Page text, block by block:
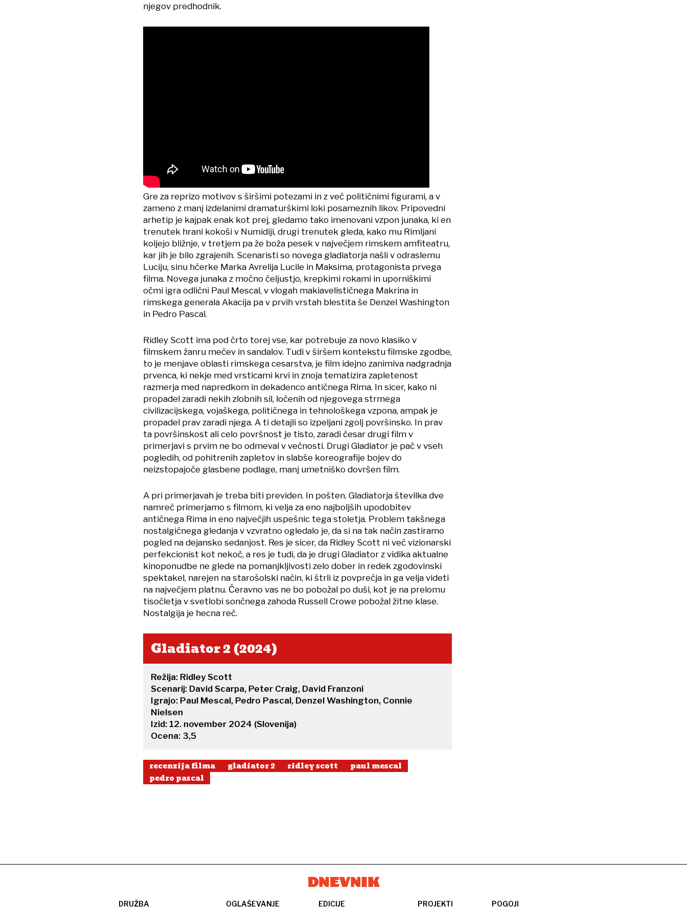
njegov predhodnik.
Gre za reprizo motivov s širšimi potezami in z več političnimi figurami, a v
zameno z manj izdelanimi dramaturškimi loki posameznih likov. Pripovedni
arhetip je kajpak enak kot prej, gledamo tako imenovani vzpon junaka, ki en
trenutek hrani kokoši v Numidiji, drugi trenutek gleda, kako mu Rimljani
koljejo bližnje, v tretjem pa že boža pesek v največjem rimskem amfiteatru,
kar jih je bilo zgrajenih. Scenaristi so novega gladiatorja našli v odraslemu
Luciju, sinu hčerke Marka Avrelija Lucile in Maksima, protagonista prvega
filma. Novega junaka z močno čeljustjo, krepkimi rokami in uporniškimi
očmi igra odlični Paul Mescal, v vlogah makiavelističnega Makrina in
rimskega generala Akacija pa v prvih vrstah blestita še Denzel Washington
in Pedro Pascal.
Ridley Scott ima pod črto torej vse, kar potrebuje za novo klasiko v
filmskem žanru mečev in sandalov. Tudi v širšem kontekstu filmske zgodbe,
to je menjave oblasti rimskega cesarstva, je film idejno zanimiva nadgradnja
prvenca, ki nekje med vrsticami krvi in znoja tematizira zapletenost
razmerja med napredkom in dekadenco antičnega Rima. In sicer, kako ni
propadel zaradi nekih zlobnih sil, ločenih od njegovega strmega
civilizacijskega, vojaškega, političnega in tehnološkega vzpona, ampak je
propadel prav zaradi njega. A ti detajli so izpeljani zgolj površinsko. In prav
ta površinskost ali celo površnost je tisto, zaradi česar drugi film v
primerjavi s prvim ne bo odmeval v večnosti. Drugi Gladiator je pač v vseh
pogledih, od pohitrenih zapletov in slabše koreografije bojev do
neizstopajoče glasbene podlage, manj umetniško dovršen film.
A pri primerjavah je treba biti previden. In pošten. Gladiatorja številka dve
namreč primerjamo s filmom, ki velja za eno najboljših upodobitev
antičnega Rima in eno največjih uspešnic tega stoletja. Problem takšnega
nostalgičnega gledanja v vzvratno ogledalo je, da si na tak način zastiramo
pogled na dejansko sedanjost. Res je sicer, da Ridley Scott ni več vizionarski
perfekcionist kot nekoč, a res je tudi, da je drugi Gladiator z vidika aktualne
kinoponudbe ne glede na pomanjkljivosti zelo dober in redek zgodovinski
spektakel, narejen na starošolski način, ki štrli iz povprečja in ga velja videti
na največjem platnu. Čeravno vas ne bo pobožal po duši, kot je na prelomu
tisočletja v svetlobi sončnega zahoda Russell Crowe pobožal žitne klase.
Nostalgija je hecna reč.
Gladiator 2 (2024)
Režija: Ridley Scott
Scenarij: David Scarpa, Peter Craig, David Franzoni
Igrajo: Paul Mescal, Pedro Pascal, Denzel Washington, Connie
Nielsen
Izid: 12. november 2024 (Slovenija)
Ocena: 3,5
recenzija filma gladiator 2 ridley scott
paul mescal
pedro pascal
DRUŽBA OGLAŠEVANJE EDICIJE PROJEKTI POGOJI